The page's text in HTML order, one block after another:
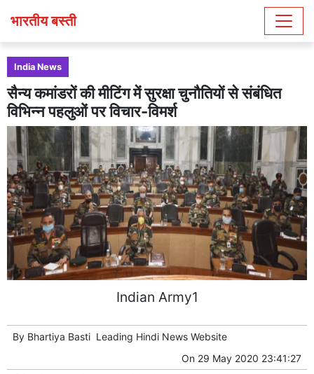
भारतीय बस्ती
India News
सैन्य कमांडरों की मीटिंग में सुरक्षा चुनौतियों से संबंधित
विभिन्न पहलुओं पर विचार-विमर्श
Indian Army1
By Bhartiya Basti Leading Hindi News Website
On 29 May 2020 23:41:27